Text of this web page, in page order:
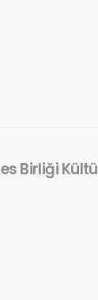
Birliği